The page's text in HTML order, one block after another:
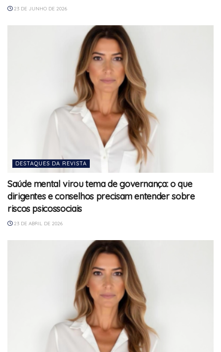
23 DE JUNHO DE 2026
DESTAQUES DA REVISTA
Saúde mental virou tema de governança: o que
dirigentes e conselhos precisam entender sobre
riscos psicossociais
23 DE ABRIL DE 2026